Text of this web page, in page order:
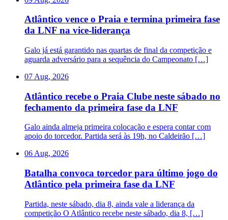
Atlântico vence o Praia e termina primeira fase
da LNF na vice-liderança
Galo já está garantido nas quartas de final da competição e
aguarda adversário para a sequência do Campeonato […]
07 Aug, 2026
Atlântico recebe o Praia Clube neste sábado no
fechamento da primeira fase da LNF
Galo ainda almeja primeira colocação e espera contar com
apoio do torcedor. Partida será às 19h, no Caldeirão […]
06 Aug, 2026
Batalha convoca torcedor para último jogo do
Atlântico pela primeira fase da LNF
Partida, neste sábado, dia 8, ainda vale a liderança da
competição O Atlântico recebe neste sábado, dia 8, […]